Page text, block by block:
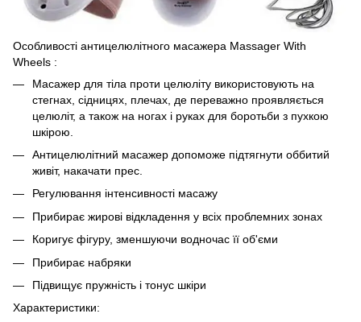
Особливості антицелюлітного масажера Massager With
Wheels :
Масажер для тіла проти целюліту використовують на
стегнах, сідницях, плечах, де переважно проявляється
целюліт, а також на ногах і руках для боротьби з пухкою
шкірою.
Антицелюлітний масажер допоможе підтягнути оббитий
живіт, накачати прес.
Регулювання інтенсивності масажу
Прибирає жирові відкладення у всіх проблемних зонах
Коригує фігуру, зменшуючи водночас її об'єми
Прибирає набряки
Підвищує пружність і тонус шкіри
Характеристики: